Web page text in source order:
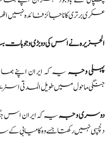
عسکری برتری کا ناجائز فائدہ نہیں
الجزیرہ نے اس کی دو بڑی وجوہات
پہلی وجہیہ کہ ایران
جنگی ماحول میں طویل المدتی
دوسری وجہیہ کہ ایران اس
دلچسپی نہیں رکھتا جسے وہ کامیابی